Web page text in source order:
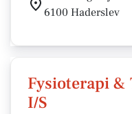
6100 Haderslev
Fysioterapi
I/S